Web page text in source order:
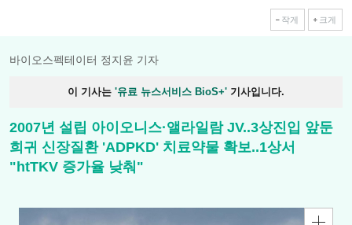
작게 크게
바이오스펙테이터 정지윤 기자
이 기사는 '유료 뉴스서비스 BioS+' 기사입니다.
2007년 설립 아이오니스·앨라일람 JV..3상진입 앞둔
희귀 신장질환 'ADPKD' 치료약물 확보..1상서
"htTKV 증가율 낮춰"